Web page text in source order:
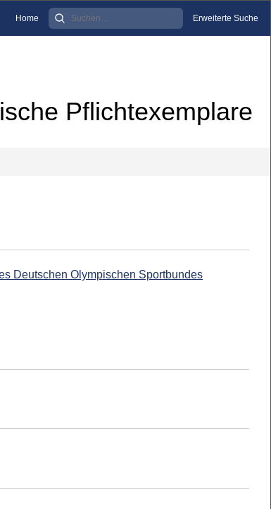
Home Erweiterte Suche
Pflichtexemplare
Deutschen Olympischen Sportbundes